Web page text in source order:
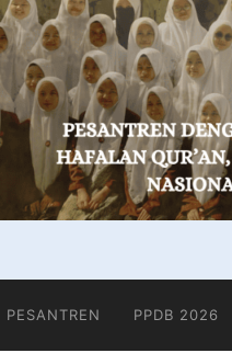
PESANTREN PPDB 2026